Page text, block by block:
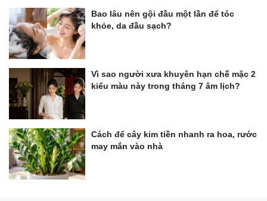
Bao lâu nên gội đầu một lần để tóc
khỏe, da đầu sạch?
Vì sao người xưa khuyên hạn chế mặc 2
kiểu màu này trong tháng 7 âm lịch?
Cách để cây kim tiền nhanh ra hoa, rước
may mắn vào nhà